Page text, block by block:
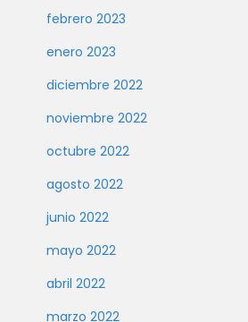
febrero 2023
enero 2023
diciembre 2022
noviembre 2022
octubre 2022
agosto 2022
junio 2022
mayo 2022
abril 2022
marzo 2022